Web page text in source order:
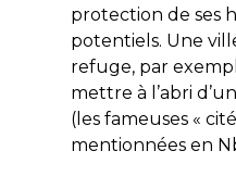
protection de ses
potentiels. Une
refuge, par
mettre à l’abri
(les fameuses «
mentionnées en